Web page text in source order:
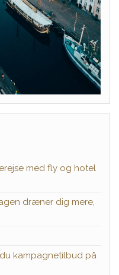
med fly og hotel
dræner dig mere,
kampagnetilbud på